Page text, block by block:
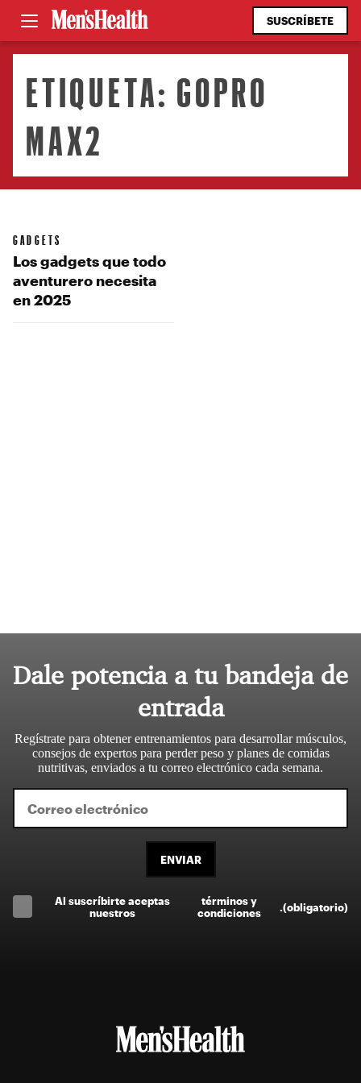
SUSCRÍBETE
ETIQUETA: GOPRO
MAX2
GADGETS
Los gadgets que todo
aventurero necesita
en 2025
Dale potencia a tu bandeja de
entrada
Regístrate para obtener entrenamientos para desarrollar músculos,
consejos de expertos para perder peso y planes de comidas
nutritivas, enviados a tu correo electrónico cada semana.
ENVIAR
Al suscríbirte aceptas
nuestros
términos y
condiciones
(obligatorio)